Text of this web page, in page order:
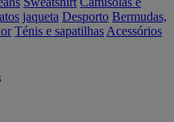
jaqueta Desporto Bermudas,
Ténis e sapatilhas Acessórios